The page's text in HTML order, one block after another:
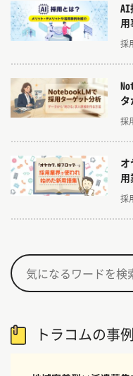
AI
採
採
採
トラコムの事